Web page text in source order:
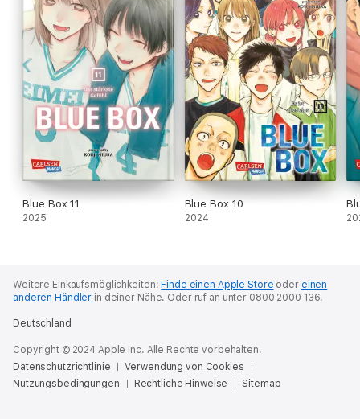
Blue Box 11
2025
Blue Box 10
2024
Weitere Einkaufsmöglichkeiten:Finde einen Apple Store oder einen
anderen Händler in deiner Nähe. Oder ruf an unter 0800 2000 136.
Deutschland
Copyright © 2024 Apple Inc. Alle Rechte vorbehalten.
Datenschutzrichtlinie
Verwendung von Cookies
Nutzungsbedingungen
Rechtliche Hinweise Sitemap